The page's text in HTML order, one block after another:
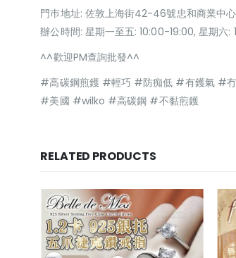
門巿地址: 佐敦上海街42-46號忠和商業中
辦公時間: 星期一至五: 10:00-19:00, 星期
^^歡迎PM查詢批發^^
#高碳鋼煎鑊 #輕巧 #防痴低 #有鑊氣 #
#美國 #wilko #高碳鋼 #不黏煎鑊
RELATED PRODUCTS